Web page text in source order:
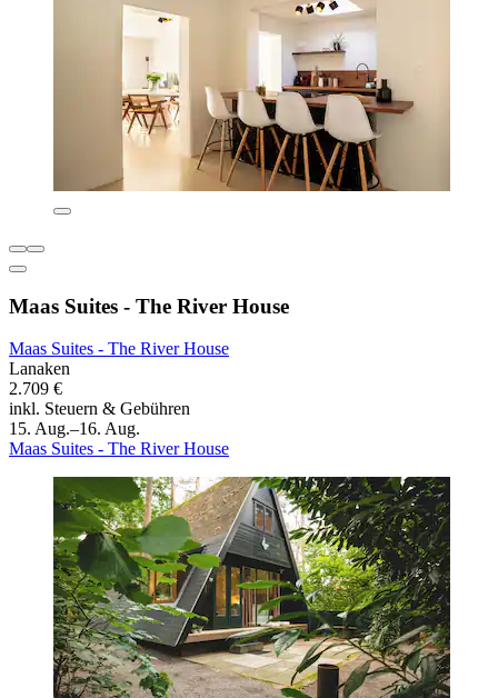
Maas Suites - The River House
Maas Suites - The River House
Lanaken
2.709 €
inkl. Steuern & Gebühren
15. Aug.–16. Aug.
Maas Suites - The River House